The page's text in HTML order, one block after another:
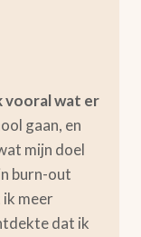
vooral wat er
gaan, en
mijn doel
burn-out
meer
dat ik